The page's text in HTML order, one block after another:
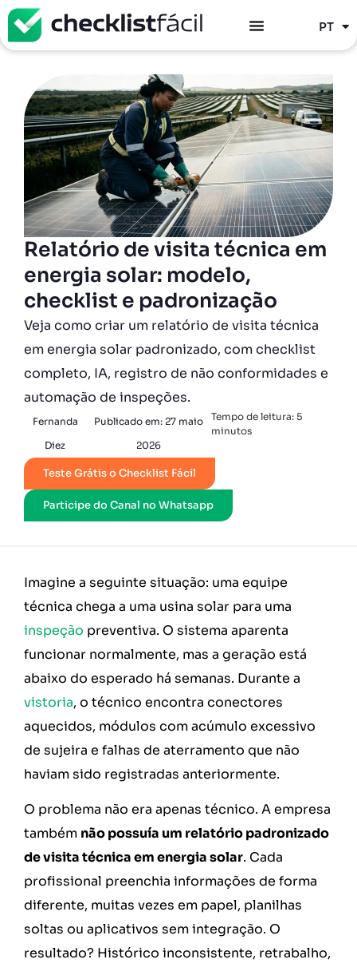
PT
EN
Relatório de visita técnica em
energia solar: modelo,
checklist e padronização
Veja como criar um relatório de visita técnica
em energia solar padronizado, com checklist
completo, IA, registro de não conformidades e
automação de inspeções.
Fernanda
Diez
Publicado em: 27 maio
2026
Tempo de leitura: 5
minutos
Teste Grátis o Checklist Fácil
Participe do Canal no Whatsapp
Imagine a seguinte situação: uma equipe
técnica chega a uma usina solar para uma
inspeção preventiva. O sistema aparenta
funcionar normalmente, mas a geração está
abaixo do esperado há semanas. Durante a
vistoria, o técnico encontra conectores
aquecidos, módulos com acúmulo excessivo
de sujeira e falhas de aterramento que não
haviam sido registradas anteriormente.
O problema não era apenas técnico. A empresa
também não possuía um relatório padronizado
de visita técnica em energia solar. Cada
profissional preenchia informações de forma
diferente, muitas vezes em papel, planilhas
soltas ou aplicativos sem integração. O
resultado? Histórico inconsistente, retrabalho,